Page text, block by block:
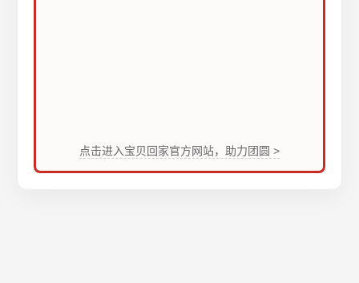
点击进入宝贝回家官方网站，助力团圆 >